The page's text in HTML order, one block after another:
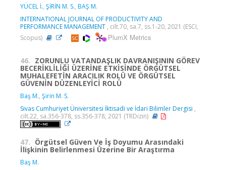
YÜCEL İ., ŞİRİN M. S., BAŞ M.
INTERNATIONAL JOURNAL OF PRODUCTIVITY AND
PERFORMANCE MANAGEMENT , cilt.70, sa.7, ss.1-20, 2021 (ESCI,
Scopus)
PlumX Metrics
46. ZORUNLU VATANDAŞLIK DAVRANIŞININ GÖREV
BECERİKLİLİĞİ ÜZERİNE ETKİSİNDE ÖRGÜTSEL
MUHALEFETİN ARACILIK ROLÜ VE ÖRGÜTSEL
GÜVENİN DÜZENLEYİCİ ROLÜ
Baş M., Şirin M. S.
Sivas Cumhuriyet Üniversitesi İktisadi ve İdari Bilimler Dergisi ,
cilt.22, sa.356-378, ss.356-378, 2021 (TRDizin)
47. Örgütsel Güven Ve İş Doyumu Arasındaki
İlişkinin Belirlenmesi Üzerine Bir Araştırma
Baş M.